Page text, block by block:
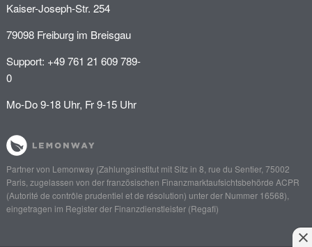
Kaiser-Joseph-Str. 254
79098 Freiburg im Breisgau
Support: +49 761 21 609 789-
0
Mo-Do 9-18 Uhr, Fr 9-15 Uhr
Partner von Lemonway(Zahlungsinstitut mit Sitz in 8, rue du Sentier, 75002
Paris, zugelassen von der französischen Finanzmarktaufsichtsbehörde ACPR
(Autorité de contrôle prudentiel et de résolution) unter der Nummer 16568),
eingetragen im Register der Finanzdienstleister (Regafi)